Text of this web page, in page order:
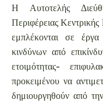
Η Αυτοτελής
Περιφέρειας
εμπλέκονται σε
κινδύνων από
ετοιμότητας-
προκειμένου να
δημιουργηθούν από